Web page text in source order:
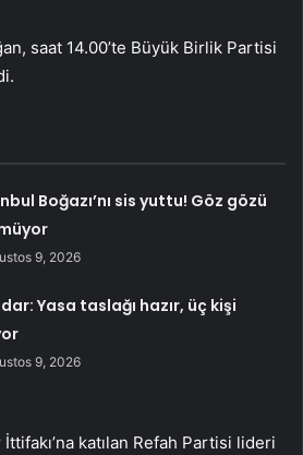
saat 14.00’te Büyük Birlik Partisi
Boğazı’nı sis yuttu! Göz gözü
9, 2026
Yasa taslağı hazır, üç kişi
9, 2026
katılan Refah Partisi lideri